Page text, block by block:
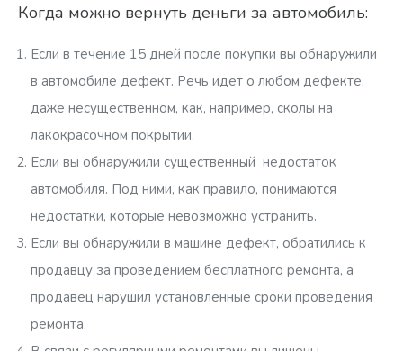
Когда можно вернуть деньги за автомобиль:
Если в течение 15 дней после покупки вы обнаружили
в автомобиле дефект. Речь идет о любом дефекте,
даже несущественном, как, например, сколы на
лакокрасочном покрытии.
Если вы обнаружили существенный недостаток
автомобиля. Под ними, как правило, понимаются
недостатки, которые невозможно устранить.
Если вы обнаружили в машине дефект, обратились к
продавцу за проведением бесплатного ремонта, а
продавец нарушил установленные сроки проведения
ремонта.